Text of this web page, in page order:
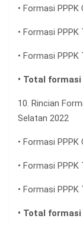
• Formasi PPPK
• Formasi
• Formasi
• Total formasi
10. Rincian
Selatan 2022
• Formasi PPPK
• Formasi
• Formasi
• Total formasi